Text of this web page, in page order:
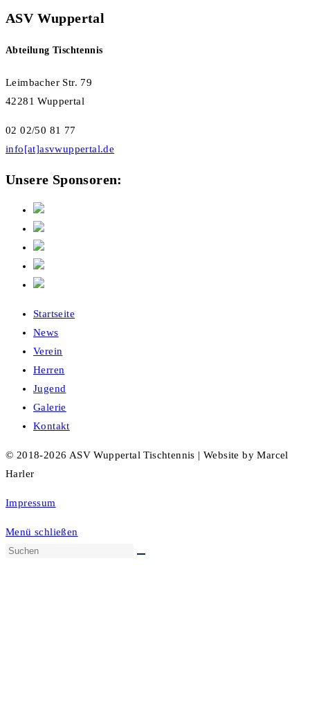
ASV Wuppertal
Abteilung Tischtennis
Leimbacher Str. 79
42281 Wuppertal
02 02/50 81 77
info[at]asvwuppertal.de
Unsere Sponsoren:
Startseite
News
Verein
Herren
Jugend
Galerie
Kontakt
© 2018-2026 ASV Wuppertal Tischtennis | Website by Marcel
Harler
Impressum
Menü schließen